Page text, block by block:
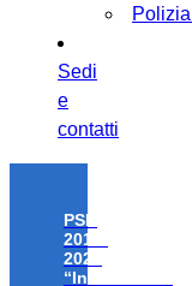
Sedi
e
contatti
PSR
2014-
2020
“Investimenti